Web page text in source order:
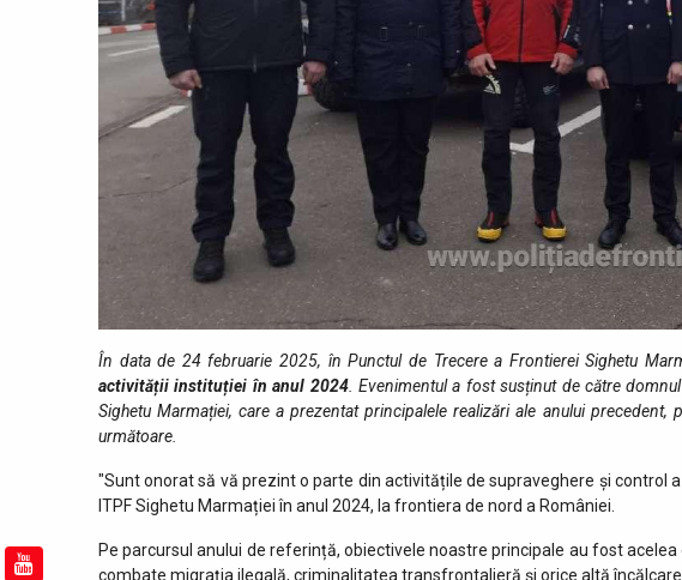
În data de 24 februarie 2025, în Punctul de Trecere a Frontierei Sighetu
activității instituției în anul 2024. Evenimentul a fost susținut de către domnul
Sighetu Marmației, care a prezentat principalele realizări ale anului
următoare.
"Sunt onorat să vă prezint o parte din activitățile de supraveghere și
ITPF Sighetu Marmației în anul 2024, la frontiera de nord a României.
Pe parcursul anului de referință, obiectivele noastre principale au fost
combate migrația ilegală, criminalitatea transfrontalieră şi orice altă